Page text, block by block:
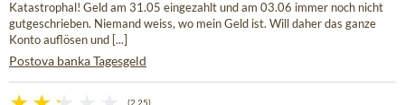
Katastrophal! Geld am 31.05 eingezahlt und am 03.06 immer noch nicht
gutgeschrieben. Niemand weiss, wo mein Geld ist. Will daher das ganze
Konto auflösen und [...]
Postova banka Tagesgeld
(2,25)